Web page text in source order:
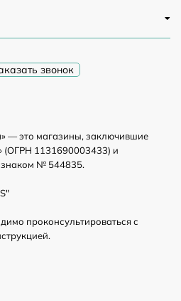
— это магазины, заключившие
(ОГРН 1131690003433) и
№ 544835.
проконсультироваться с
звонок